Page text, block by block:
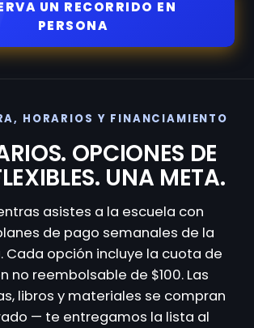
UN RECORRIDO EN
PERSONA
HORARIOS Y FINANCIAMIENTO
OPCIONES DE
UNA META.
asistes a la escuela con
de pago semanales de la
Cada opción incluye la cuota de
no reembolsable de $100. Las
libros y materiales se compran
— te entregamos la lista al